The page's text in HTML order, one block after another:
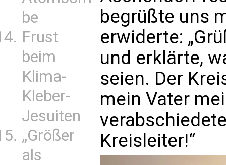
be
Frust
beim
Klima-
Kleber-
Jesuiten
„Größer
als
begrüßte uns
erwiderte:
und erklärte,
seien. Der
mein Vater
Kreisleiter!“